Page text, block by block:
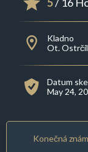
Kladno
Ot.
Datum
May 24,
Konečná